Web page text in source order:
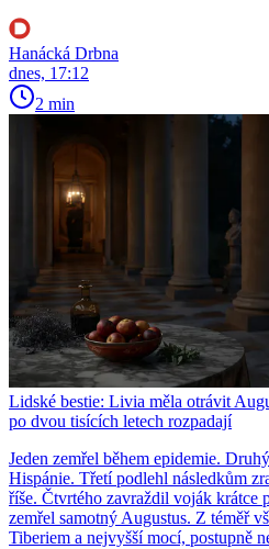
Hanácká Drbna
dnes, 17:12
2 min
Lidské bestie: Livia měla otrávit
po dvou tisících letech rozpadají
Jeden zemřel během epidemie.
Hispánie. Třetí podlehl následkům
říše. Čtvrtého zavraždil voják krátce
zemřel samotný Augustus. Z téměř
Tiberiem a nejvyšší mocí, postupně